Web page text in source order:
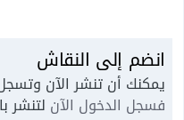
انضم إلى النقاش
يمكنك أن تنشر الآن
فسجل الدخول الآن لتنشر